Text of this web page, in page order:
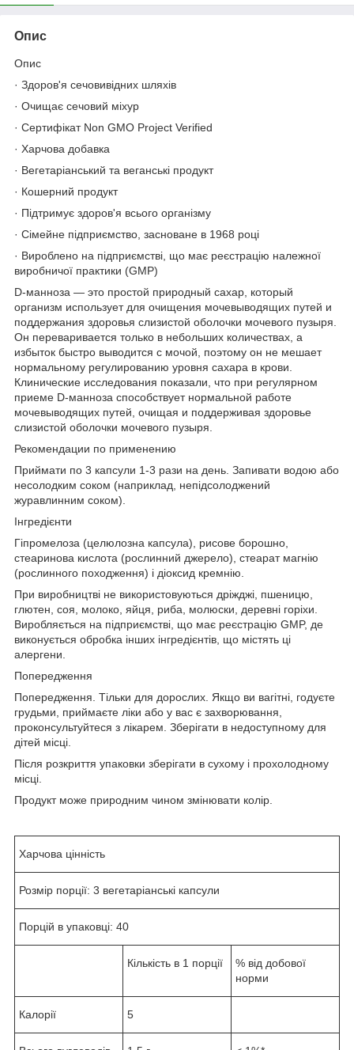
Опис
Опис
· Здоров'я сечовивідних шляхів
· Очищає сечовий міхур
· Сертифікат Non GMO Project Verified
· Харчова добавка
· Вегетаріанський та веганські продукт
· Кошерний продукт
· Підтримує здоров'я всього організму
· Сімейне підприємство, засноване в 1968 році
· Вироблено на підприємстві, що має реєстрацію належної
виробничої практики (GMP)
D-манноза — это простой природный сахар, который
организм использует для очищения мочевыводящих путей и
поддержания здоровья слизистой оболочки мочевого пузыря.
Он переваривается только в небольших количествах, а
избыток быстро выводится с мочой, поэтому он не мешает
нормальному регулированию уровня сахара в крови.
Клинические исследования показали, что при регулярном
приеме D-манноза способствует нормальной работе
мочевыводящих путей, очищая и поддерживая здоровье
слизистой оболочки мочевого пузыря.
Рекомендации по применению
Приймати по 3 капсули 1-3 рази на день. Запивати водою або
несолодким соком (наприклад, непідсолоджений
журавлинним соком).
Інгредієнти
Гіпромелоза (целюлозна капсула), рисове борошно,
стеаринова кислота (рослинний джерело), стеарат магнію
(рослинного походження) і діоксид кремнію.
При виробництві не використовуються дріжджі, пшеницю,
глютен, соя, молоко, яйця, риба, молюски, деревні горіхи.
Виробляється на підприємстві, що має реєстрацію GMP, де
виконується обробка інших інгредієнтів, що містять ці
алергени.
Попередження
Попередження. Тільки для дорослих. Якщо ви вагітні, годуєте
грудьми, приймаєте ліки або у вас є захворювання,
проконсультуйтеся з лікарем. Зберігати в недоступному для
дітей місці.
Після розкриття упаковки зберігати в сухому і прохолодному
місці.
Продукт може природним чином змінювати колір.
Харчова цінність
Розмір порції: 3 вегетаріанські капсули
Порцій в упаковці: 40
Кількість в 1 порції
% від добової
норми
Калорії 5